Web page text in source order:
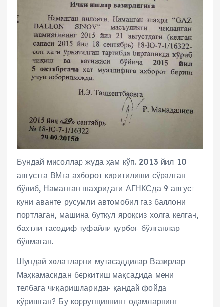
Бундай мисоллар жуда ҳам кўп. 2013 йил 10
августга ВМга ахборот киритилиши сўралган
бўлиб, Наманган шаҳридаги АГНКСда 9 август
куни аванте русумли автомобил газ баллони
портлаган, машина буткул яроқсиз холга келган,
бахтли тасодиф туфайли қурбон бўлганлар
бўлмаган.
Шундай холатларни мутасаддилар Вазирлар
Маҳкамасидан беркитиш мақсадида мени
телбага чиқаришларидан қандай фойда
кўришган? Бу коррупциянинг одамларнинг